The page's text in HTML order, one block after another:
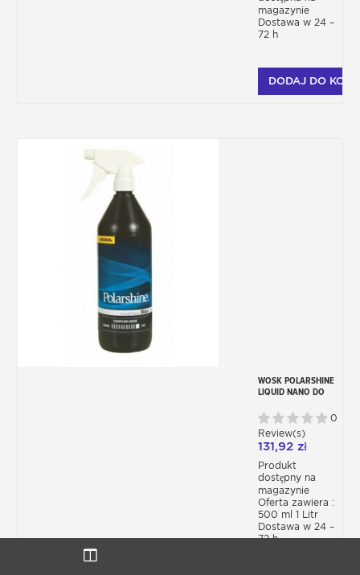
magazynie
Dostawa w 24 –
72 h
DODAJ DO
WOSK POLARSHINE
LIQUID NANO DO
0
Review(s)
131,92 zł
Produkt
dostępny na
magazynie
Oferta zawiera :
500 ml 1 Litr
Dostawa w 24 –
72 h